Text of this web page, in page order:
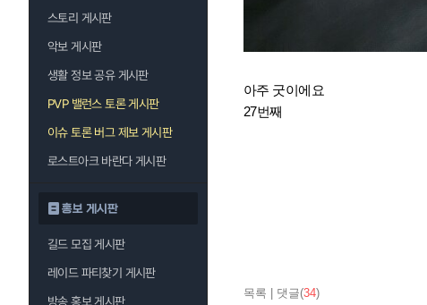
스토리 게시판
악보 게시판
생활 정보 공유 게시판
PVP 밸런스 토론 게시판
이슈 토론 버그 제보 게시판
로스트아크 바란다 게시판
홍보 게시판
길드 모집 게시판
레이드 파티찾기 게시판
방송 홍보 게시판
아주 굿이에요
27번째
목록 댓글(34)